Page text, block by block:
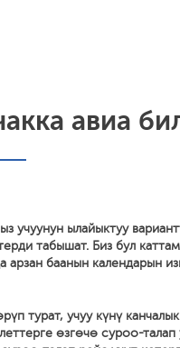
авиа
учуунун ылайыктуу
табышат. Биз бул
баанын календарын
турат, учуу күнү
өзгөчө суроо-талап